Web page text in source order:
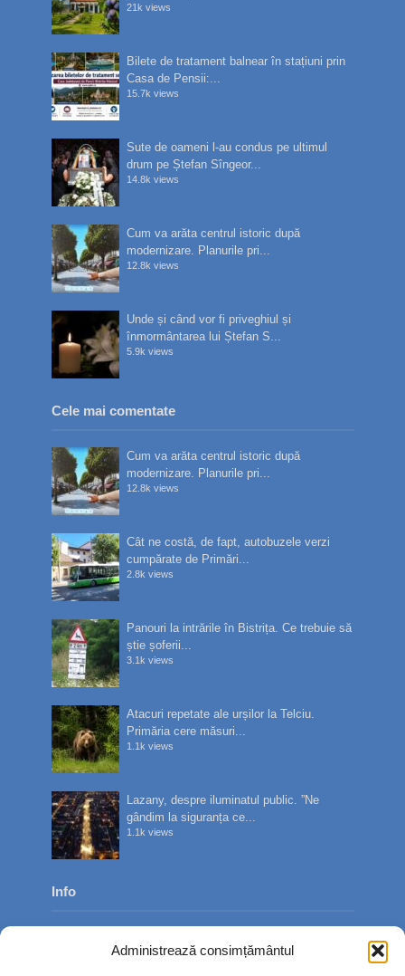
Administrează consimțământul
21k views
Bilete de tratament balnear în stațiuni prin
Casa de Pensii:...
15.7k views
Sute de oameni l-au condus pe ultimul
drum pe Ștefan Sîngeor...
14.8k views
Cum va arăta centrul istoric după
modernizare. Planurile pri...
12.8k views
Unde și când vor fi priveghiul și
înmormântarea lui Ștefan S...
5.9k views
Cele mai comentate
Cum va arăta centrul istoric după
modernizare. Planurile pri...
12.8k views
Cât ne costă, de fapt, autobuzele verzi
cumpărate de Primări...
2.8k views
Panouri la intrările în Bistrița. Ce trebuie să
știe șoferii...
3.1k views
Atacuri repetate ale urșilor la Telciu.
Primăria cere măsuri...
1.1k views
Lazany, despre iluminatul public. ”Ne
gândim la siguranța ce...
1.1k views
Info